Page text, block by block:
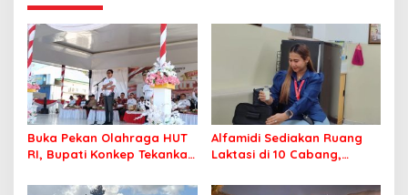
Buka Pekan Olahraga HUT
RI, Bupati Konkep Tekankan
Tantangan Pembangunan
Alfamidi Sediakan Ruang
Laktasi di 10 Cabang,
ASI Eksklusif